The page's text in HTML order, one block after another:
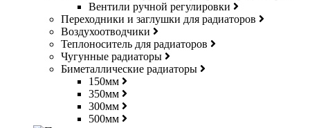
Вентили ручной регулировки
Переходники и заглушки для радиаторов
Воздухоотводчики
Теплоноситель для радиаторов
Чугунные радиаторы
Биметаллические радиаторы
150мм
350мм
300мм
500мм